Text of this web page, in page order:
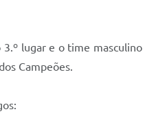
lugar e o time masculino
Campeões.